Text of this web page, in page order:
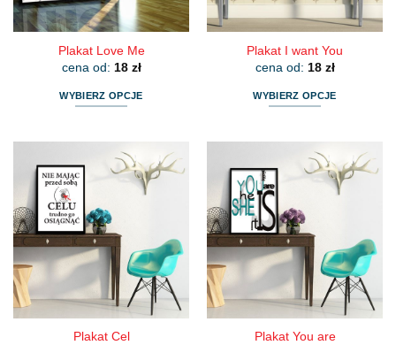
produktu
produktu
Plakat Love Me
cena od: 18 zł
WYBIERZ OPCJE
wiele
wariantów.
Opcje
można
wybrać
na
stronie
produktu
Plakat I want You
cena od: 18 zł
WYBIERZ OPCJE
wiele
wariantów.
Opcje
można
wybrać
na
stronie
produktu
Plakat Cel
Plakat You are